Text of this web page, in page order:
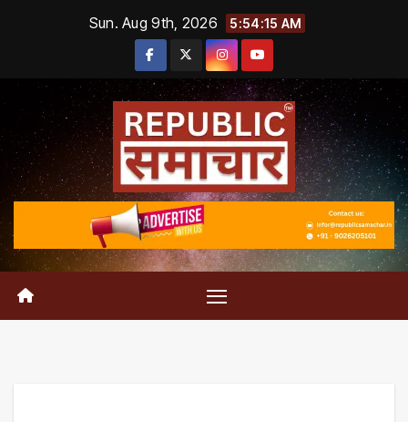
Sun. Aug 9th, 2026 5:54:16 AM